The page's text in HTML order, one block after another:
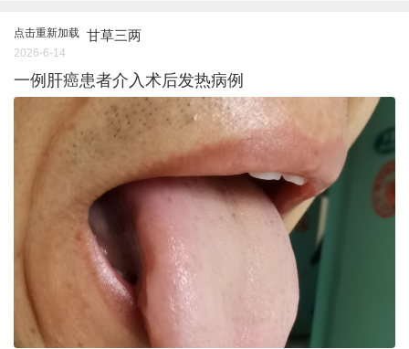
点击重新加载 甘草三两
2026-6-14
一例肝癌患者介入术后发热病例